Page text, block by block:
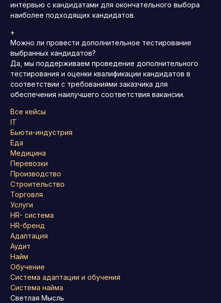
интервью с кандидатами для окончательного выбора
наиболее подходящих кандидатов.
+
Можно ли провести дополнительное тестирование
выбранных кандидатов?
Да, мы поддерживаем проведение дополнительного
тестирования и оценки квалификации кандидатов в
соответствии с требованиями заказчика для
обеспечения наилучшего соответствия вакансии.
Все кейсы
IT
Бьюти-индустрия
Еда
Медицина
Перевозки
Производство
Строительство
Торговля
Услуги
HR- система
HR-бренд
Адаптация
Аудит
Найм
Обучение
Система адаптации и обучения
Система найма
Светлая Мысль